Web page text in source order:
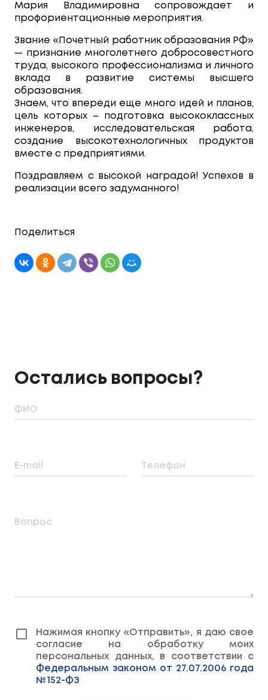
Мария Владимировна сопровождает и
профориентационные мероприятия.
Звание «Почетный работник образования РФ»
— признание многолетнего добросовестного
труда, высокого профессионализма и личного
вклада в развитие системы высшего
образования.
Знаем, что впереди еще много идей и планов,
цель которых – подготовка высококлассных
инженеров, исследовательская работа,
создание высокотехнологичных продуктов
вместе с предприятиями.
Поздравляем с высокой наградой! Успехов в
реализации всего задуманного!
Поделиться
Остались вопросы?
ФИО
E-mail Телефон
Вопрос
Нажимая кнопку «Отправить», я даю свое
согласие на обработку моих
персональных данных, в соответствии с
Федеральным законом от 27.07.2006 года
№152-ФЗ